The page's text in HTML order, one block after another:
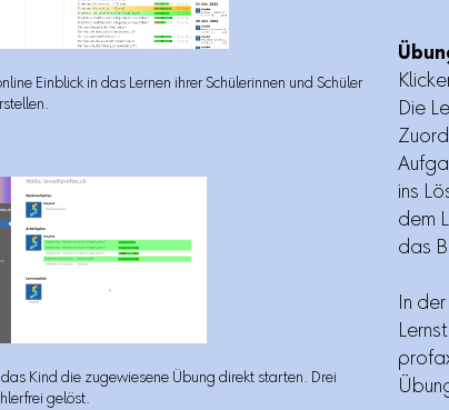
Einblick in das Lernen ihrer Schülerinnen und Schüler
Kind die zugewiesene Übung direkt starten. Drei
gelöst.
Die
ins
dem
das
In